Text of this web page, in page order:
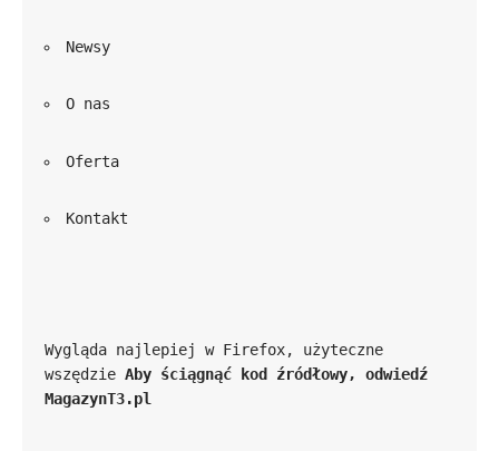
Newsy
O nas
Oferta
Kontakt
Wygląda najlepiej w Firefox, użyteczne
wszędzie
MagazynT3.pl